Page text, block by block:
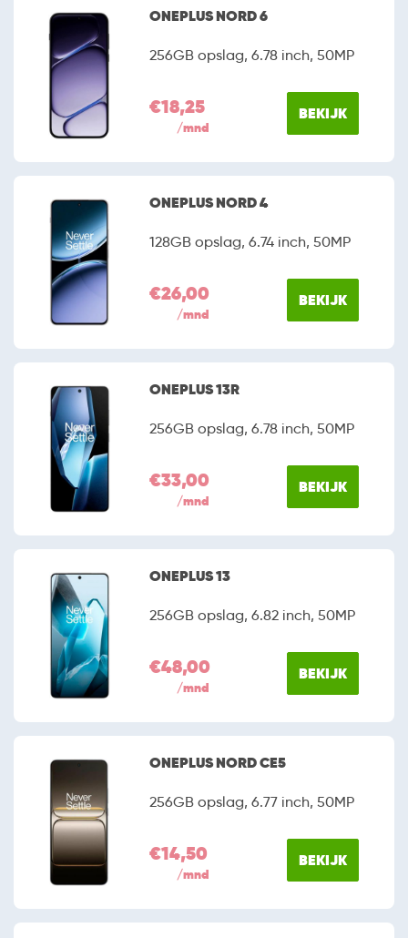
verschillende OnePlus smartphones om je keuze
eenvoudiger te maken.
ONEPLUS NORD 6
256GB opslag, 6.78 inch, 50MP
€18,25
/mnd
BEKIJK
ONEPLUS NORD 4
128GB opslag, 6.74 inch, 50MP
€26,00
/mnd
BEKIJK
ONEPLUS 13R
256GB opslag, 6.78 inch, 50MP
€33,00
/mnd
BEKIJK
ONEPLUS 13
256GB opslag, 6.82 inch, 50MP
€48,00
/mnd
BEKIJK
ONEPLUS NORD CE5
256GB opslag, 6.77 inch, 50MP
€14,50
/mnd
BEKIJK